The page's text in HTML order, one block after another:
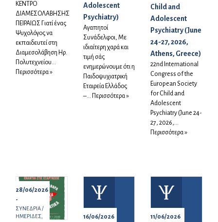
ΚΕΝΤΡΟ
ΔΙΑΜΕΣΟΛΑΒΗΣΗΣ
ΠΕΙΡΑΙΩΣ Γιατί ένας
Ψυχολόγος να
εκπαιδευτεί στη
Διαμεσολάβηση Ηρ.
Πολυτεχνείου...
Περισσότερα »
Adolescent
Psychiatry)
Αγαπητοί
Συνάδελφοι, Με
ιδιαίτερη χαρά και
τιμή σάς
ενημερώνουμε ότι η
Παιδοψυχιατρική
Εταιρεία Ελλάδος
–...
Περισσότερα »
Child and
Adolescent
Psychiatry (June
24-27, 2026,
Athens, Greece)
22nd International
Congress of the
European Society
for Child and
Adolescent
Psychiatry (June 24-
27, 2026,...
Περισσότερα »
28/06/2026
-
ΣΥΝΕΔΡΙΑ /
ΗΜΕΡΙΔΕΣ,
16/06/2026
11/06/2026